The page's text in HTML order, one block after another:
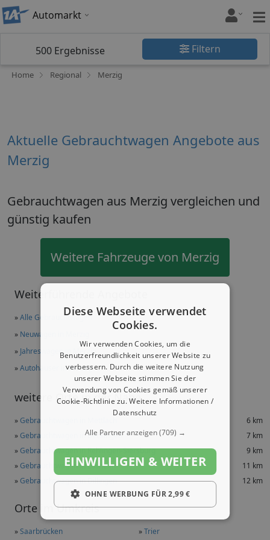
Automarkt
500 Ergebnisse Filtern
Home Regional Merzig
Weiterführende Angebote
»Alle Gebrauchtwagen
» Neuwagen in Merzig
» Jahreswagen in Merzig
»Autohäuser in Merzig
weitere Orte in der Nähe
»Gebrauchtwagen in Mettlach
6 km
»Gebrauchtwagen in Beckingen
7 km
»Gebrauchtwagen in Rehlingen-Siersburg
9 km
»Gebrauchtwagen in Losheim
11 km
»Gebrauchtwagen in Dillingen 12 km
Orte im Umkreis
»Saarbrücken »Trier
Aktuelle Gebrauchtwagen Angebote aus
Merzig
Gebrauchtwagen aus Merzig vergleichen und
günstig kaufen
Weitere Fahrzeuge von Merzig
Diese Webseite verwendet
Cookies.
Wir verwenden Cookies, um die
Benutzerfreundlichkeit unserer Website zu
verbessern. Durch die weitere Nutzung
unserer Webseite stimmen Sie der
Verwendung von Cookies gemäß unserer
Cookie-Richtlinie zu.Weitere Informationen /
Datenschutz
Alle Partner anzeigen(709) →
EINWILLIGEN & WEITER
OHNE WERBUNG FÜR 2,99 €